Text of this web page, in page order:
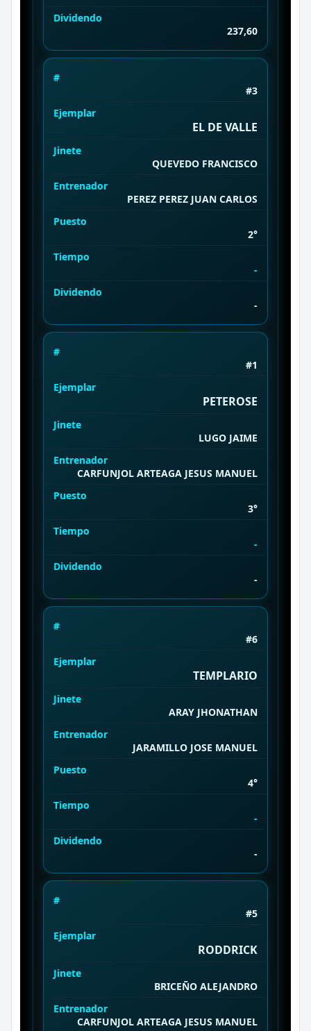
Dividendo
237,60
#
#3
Ejemplar
EL DE VALLE
Jinete
QUEVEDO FRANCISCO
Entrenador
PEREZ PEREZ JUAN CARLOS
Puesto
2°
Tiempo
-
Dividendo
-
#
#1
Ejemplar
PETEROSE
Jinete
LUGO JAIME
Entrenador
CARFUNJOL ARTEAGA JESUS MANUEL
Puesto
3°
Tiempo
-
Dividendo
-
#
#6
Ejemplar
TEMPLARIO
Jinete
ARAY JHONATHAN
Entrenador
JARAMILLO JOSE MANUEL
Puesto
4°
Tiempo
-
Dividendo
-
#
#5
Ejemplar
RODDRICK
Jinete
BRICEÑO ALEJANDRO
Entrenador
CARFUNJOL ARTEAGA JESUS MANUEL